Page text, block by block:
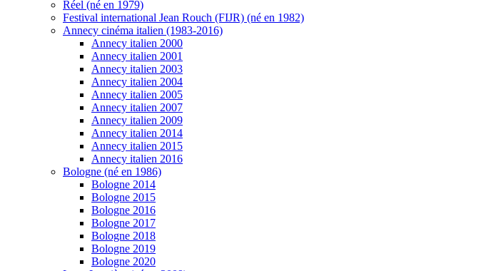
Réel (né en 1979)
Festival international Jean Rouch (FIJR) (né en 1982)
Annecy cinéma italien (1983-2016)
Annecy italien 2000
Annecy italien 2001
Annecy italien 2003
Annecy italien 2004
Annecy italien 2005
Annecy italien 2007
Annecy italien 2009
Annecy italien 2014
Annecy italien 2015
Annecy italien 2016
Bologne (né en 1986)
Bologne 2014
Bologne 2015
Bologne 2016
Bologne 2017
Bologne 2018
Bologne 2019
Bologne 2020